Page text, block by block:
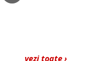
vezi toate ›